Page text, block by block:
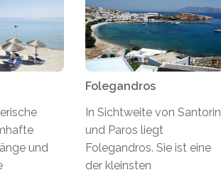
und
Folegandros
In Sichtweite von Santorin
und Paros liegt
Folegandros. Sie ist eine
der kleinsten